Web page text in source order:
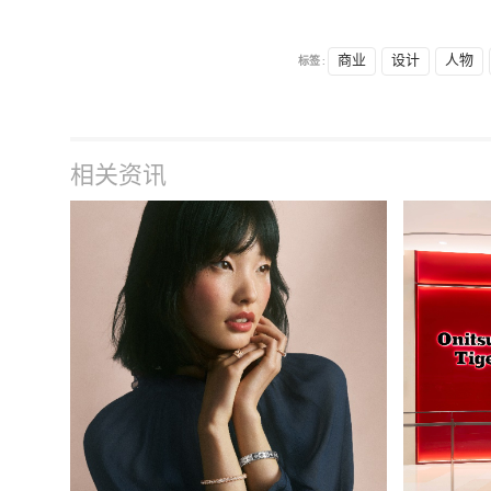
标签 : 商业 设计 人物
相关资讯